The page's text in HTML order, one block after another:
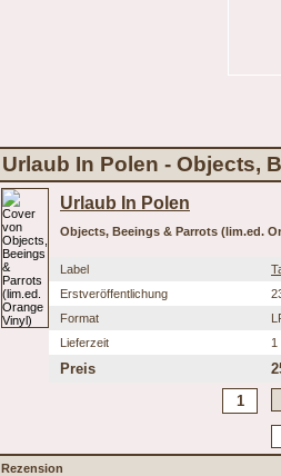
Urlaub In Polen - Objects,
Urlaub In Polen
Objects, Beeings & Parrots (lim.ed.
Label
Erstveröffentlichung
Format
Lieferzeit
1
Preis
Rezension